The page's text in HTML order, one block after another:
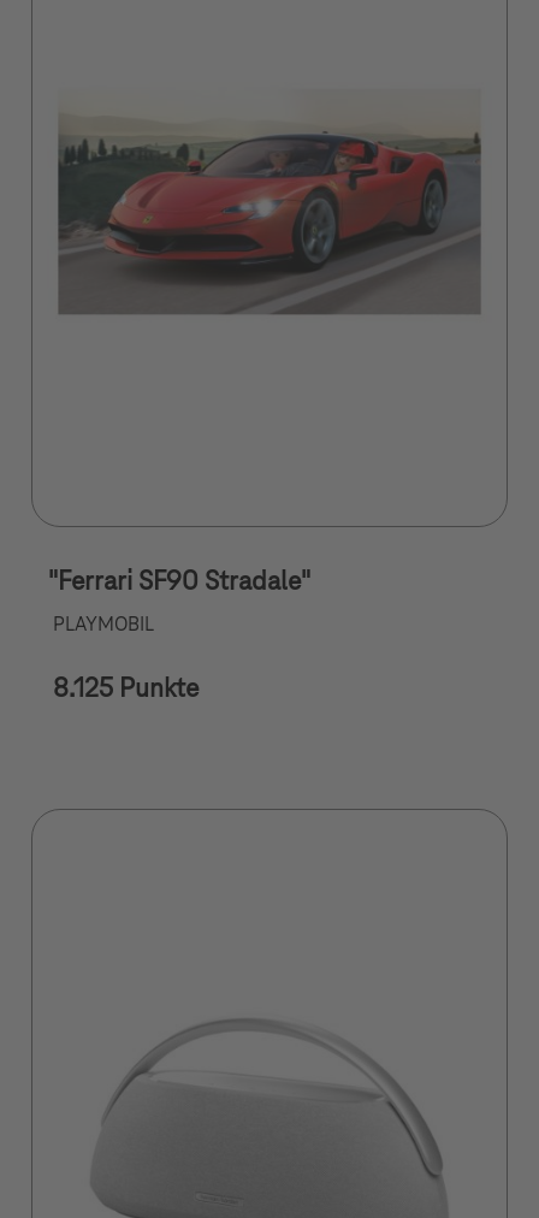
"Ferrari SF90 Stradale"
PLAYMOBIL
8.125 Punkte